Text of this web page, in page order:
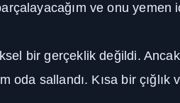
ve onu yemen
bir gerçeklik değildi.
oda sallandı. Kısa bir